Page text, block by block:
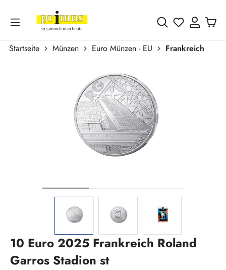
Zum Hauptinhalt springen
Du hast 0
Startseite Münzen Euro Münzen - EU
Frankreich
10 Euro 2025 Frankreich Roland
Garros Stadion st